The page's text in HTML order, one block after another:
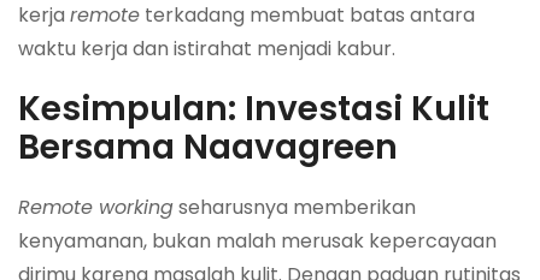
kerja remote terkadang membuat batas antara
waktu kerja dan istirahat menjadi kabur.
Kesimpulan: Investasi Kulit
Bersama Naavagreen
Remote workingseharusnya memberikan
kenyamanan, bukan malah merusak kepercayaan